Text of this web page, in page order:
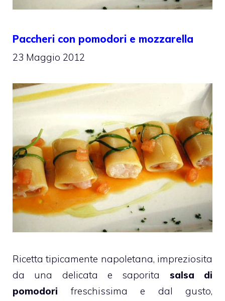
Paccheri con pomodori e mozzarella
23 Maggio 2012
Ricetta tipicamente napoletana, impreziosita
da una delicata e saporita salsa di
pomodori freschissima e dal gusto,